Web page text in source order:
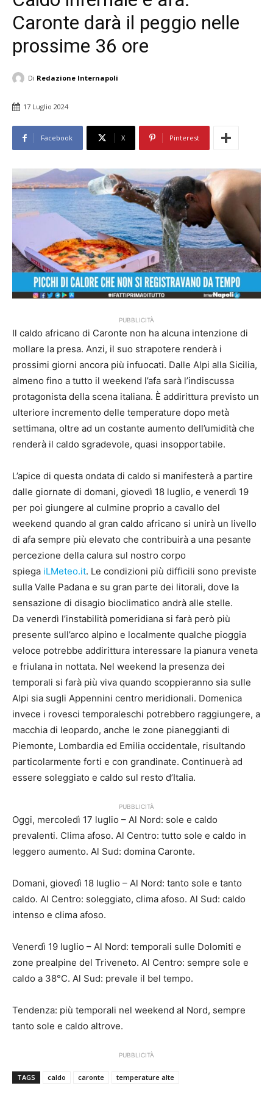
Caronte darà il peggio nelle
prossime 36 ore
Di Redazione Internapoli
17 Luglio 2024
Facebook X Pinterest
PUBBLICITÀ
Il caldo africano di Caronte non ha alcuna intenzione di
mollare la presa. Anzi, il suo strapotere renderà i
prossimi giorni ancora più infuocati. Dalle Alpi alla Sicilia,
almeno fino a tutto il weekend l’afa sarà l’indiscussa
protagonista della scena italiana. È addirittura previsto un
ulteriore incremento delle temperature dopo metà
settimana, oltre ad un costante aumento dell’umidità che
renderà il caldo sgradevole, quasi insopportabile.
L’apice di questa ondata di caldo si manifesterà a partire
dalle giornate di domani, giovedì 18 luglio, e venerdì 19
per poi giungere al culmine proprio a cavallo del
weekend quando al gran caldo africano si unirà un livello
di afa sempre più elevato che contribuirà a una pesante
percezione della calura sul nostro corpo
spiega iLMeteo.it. Le condizioni più difficili sono previste
sulla Valle Padana e su gran parte dei litorali, dove la
sensazione di disagio bioclimatico andrà alle stelle.
Da venerdì l’instabilità pomeridiana si farà però più
presente sull’arco alpino e localmente qualche pioggia
veloce potrebbe addirittura interessare la pianura veneta
e friulana in nottata. Nel weekend la presenza dei
temporali si farà più viva quando scoppieranno sia sulle
Alpi sia sugli Appennini centro meridionali. Domenica
invece i rovesci temporaleschi potrebbero raggiungere, a
macchia di leopardo, anche le zone pianeggianti di
Piemonte, Lombardia ed Emilia occidentale, risultando
particolarmente forti e con grandinate. Continuerà ad
essere soleggiato e caldo sul resto d’Italia.
PUBBLICITÀ
Oggi, mercoledì 17 luglio – Al Nord: sole e caldo
prevalenti. Clima afoso. Al Centro: tutto sole e caldo in
leggero aumento. Al Sud: domina Caronte.
Domani, giovedì 18 luglio – Al Nord: tanto sole e tanto
caldo. Al Centro: soleggiato, clima afoso. Al Sud: caldo
intenso e clima afoso.
Venerdì 19 luglio – Al Nord: temporali sulle Dolomiti e
zone prealpine del Triveneto. Al Centro: sempre sole e
caldo a 38°C. Al Sud: prevale il bel tempo.
Tendenza: più temporali nel weekend al Nord, sempre
tanto sole e caldo altrove.
PUBBLICITÀ
TAGS caldo caronte temperature alte